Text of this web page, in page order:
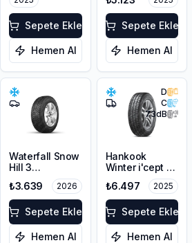
Sepete Ekle
Hemen Al
Sepete Ekle
Hemen Al
Waterfall Snow
Hill 3
205/60R16 96V
XL
₺3.639 2026
Sepete Ekle
Hemen Al
D
C
73dB
Hankook
Winter i'cept LV
205/60R16C
100/98T M+S
3PMSF 6PR
₺6.497 2025
Sepete Ekle
Hemen Al